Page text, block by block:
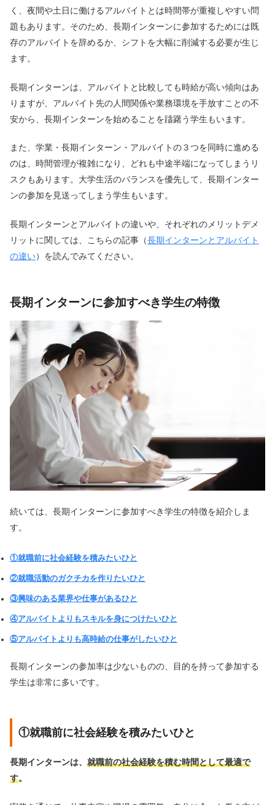
く、夜間や土日に働けるアルバイトとは時間帯が重複しやすい問
題もあります。そのため、長期インターンに参加するためには既
存のアルバイトを辞めるか、シフトを大幅に削減する必要が生じ
ます。
長期インターンは、アルバイトと比較しても時給が高い傾向はあ
りますが、アルバイト先の人間関係や業務環境を手放すことの不
安から、長期インターンを始めることを躊躇う学生もいます。
また、学業・長期インターン・アルバイトの３つを同時に進める
のは、時間管理が複雑になり、どれも中途半端になってしまうリ
スクもあります。大学生活のバランスを優先して、長期インター
ンの参加を見送ってしまう学生もいます。
長期インターンとアルバイトの違いや、それぞれのメリットデメ
リットに関しては、こちらの記事（長期インターンとアルバイト
の違い）を読んでみてください。
長期インターンに参加すべき学生の特徴
続いては、長期インターンに参加すべき学生の特徴を紹介しま
す。
①就職前に社会経験を積みたいひと
②就職活動のガクチカを作りたいひと
③興味のある業界や仕事があるひと
④アルバイトよりもスキルを身につけたいひと
⑤アルバイトよりも高時給の仕事がしたいひと
長期インターンの参加率は少ないものの、目的を持って参加する
学生は非常に多いです。
①就職前に社会経験を積みたいひと
長期インターンは、 就職前の社会経験を積む時間として最適で
す。